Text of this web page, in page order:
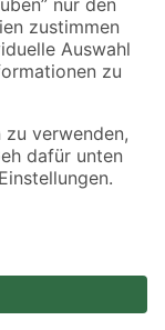
Angebote sind unter
beziehen
Speditionsversand, hier
widerrufen